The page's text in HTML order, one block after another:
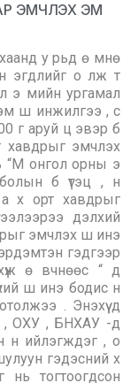
ЭМЧЛЭХ ЭМ
у рьд ө мнө
н эгдлийг о лж т
э мийн ургамал
ш инжилгээ , с
г аруй ц эвэр б
хавдрыг эмчлэх
“М онгол орны э
б үтэц , н
х орт хавдрыг
дэлхий
эмчлэх ш инэ
гэдгээр
ө вчнөөс “ д
ш инэ бодис н
. Энэхүү д
, ОХУ , БНХАУ -д
н ийлэгждэг , о
гэдэсний х
нь тогтоогдсон